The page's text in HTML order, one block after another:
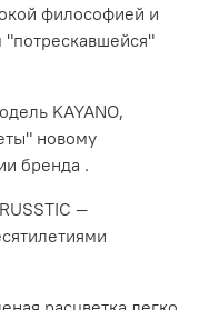
философией и
KAYANO,
новому
бренда .
—